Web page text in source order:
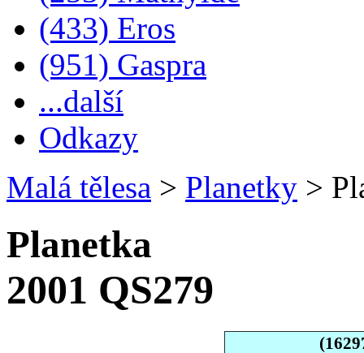
(433) Eros
(951) Gaspra
...další
Odkazy
Malá tělesa > Planetky >
Planetka
2001 QS279